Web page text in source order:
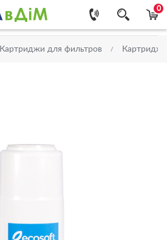
0
Картриджи для фильтров